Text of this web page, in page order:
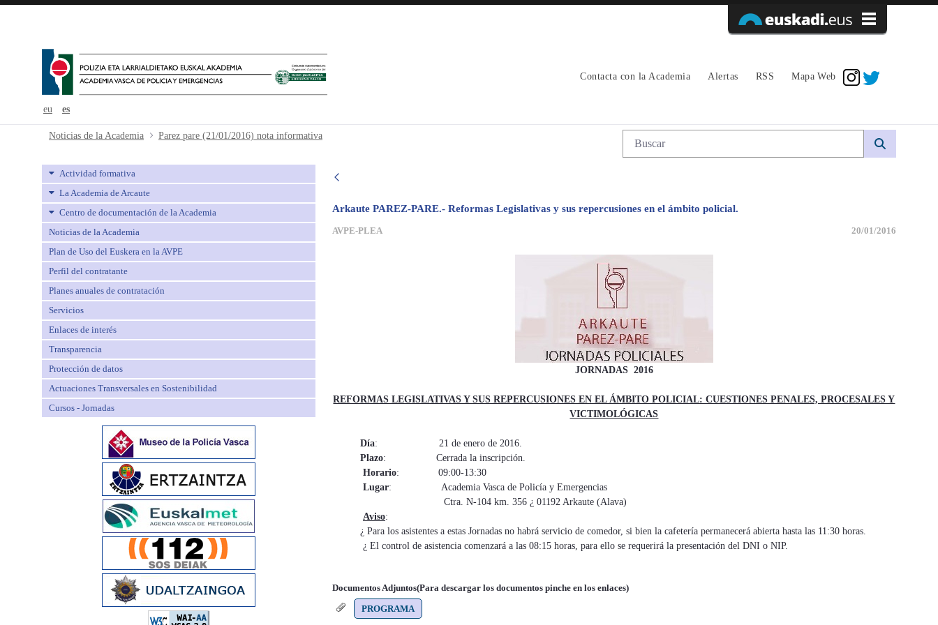
eu es
Contacta con la Academia Alertas RSS Mapa Web
Parez pare (21/01/2016) nota informativa - avpe
Noticias de la Academia Parez pare (21/01/2016) nota informativa Búsqueda web
Actividad formativa
La Academia de Arcaute
Centro de documentación de la Academia
Noticias de la Academia
Plan de Uso del Euskera en la AVPE
Perfil del contratante
Planes anuales de contratación
Servicios
Enlaces de interés
Transparencia
Protección de datos
Actuaciones Transversales en Sostenibilidad
Cursos - Jornadas
Arkaute PAREZ-PARE.- Reformas Legislativas y sus repercusiones en el ámbito policial.
AVPE-PLEA 20/01/2016
JORNADAS 2016
REFORMAS LEGISLATIVAS Y SUS REPERCUSIONES EN EL ÁMBITO POLICIAL: CUESTIONES PENALES, PROCESALES Y
VICTIMOLÓGICAS
Día: 21 de enero de 2016.
Plazo: Cerrada la inscripción.
Horario: 09:00-13:30
Lugar: Academia Vasca de Policía y Emergencias
Ctra. N-104 km. 356 ¿ 01192 Arkaute (Alava)
Aviso:
¿ Para los asistentes a estas Jornadas no habrá servicio de comedor, si bien la cafetería permanecerá abierta hasta las 11:30 horas.
¿ El control de asistencia comenzará a las 08:15 horas, para ello se requerirá la presentación del DNI o NIP.
Documentos Adjuntos(Para descargar los documentos pinche en los enlaces)
PROGRAMA